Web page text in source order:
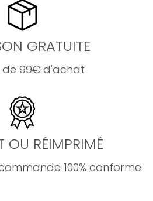
GRATUITE
99€ d'achat
OU RÉIMPRIMÉ
100% conforme